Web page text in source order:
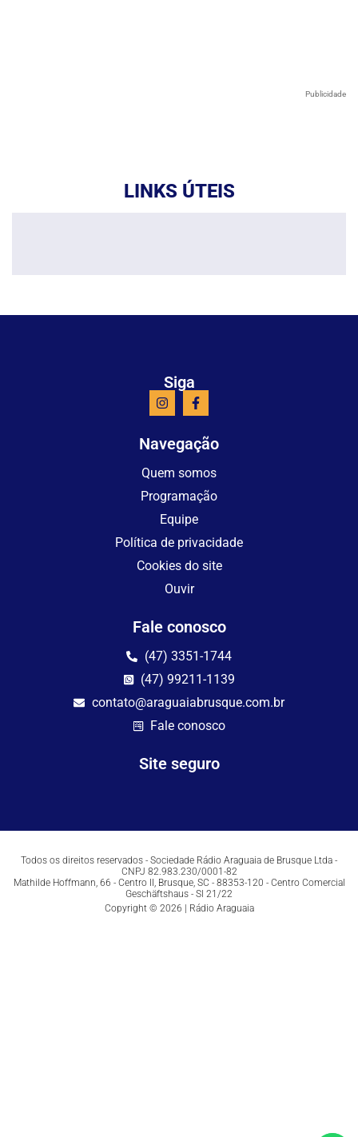
Publicidade
LINKS ÚTEIS
Siga
Navegação
Quem somos
Programação
Equipe
Política de privacidade
Cookies do site
Ouvir
Fale conosco
(47) 3351-1744
(47) 99211-1139
contato@araguaiabrusque.com.br
Fale conosco
Site seguro
Todos os direitos reservados - Sociedade Rádio Araguaia de Brusque Ltda -
CNPJ 82.983.230/0001-82
Mathilde Hoffmann, 66 - Centro II, Brusque, SC - 88353-120 - Centro Comercial
Geschäftshaus - Sl 21/22
Copyright © 2026 | Rádio Araguaia